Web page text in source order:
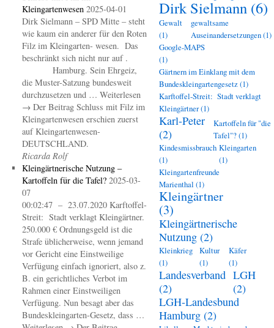
Kleingartenwesen 2025-04-01
Dirk Sielmann – SPD Mitte – steht
wie kaum ein anderer für den Roten
Filz im Kleingarten- wesen. Das
beschränkt sich nicht nur auf .
Hamburg. Sein Ehrgeiz,
die Muster-Satzung bundesweit
durchzusetzen und … Weiterlesen
→ Der Beitrag Schluss mit Filz im
Kleingartenwesen erschien zuerst
auf Kleingartenwesen-
DEUTSCHLAND.
Ricarda Rolf
Kleingärtnerische Nutzung –
Kartoffeln für die Tafel? 2025-03-
07
00:02:47 – 23.07.2020 Karftoffel-
Streit: Stadt verklagt Kleingärtner.
250.000 € Ordnungsgeld ist die
Strafe üblicherweise, wenn jemand
vor Gericht eine Einstweilige
Verfügung einfach ignoriert, also z.
B. ein gerichtliches Verbot im
Rahmen einer Einstweiligen
Verfügung. Nun besagt aber das
Bundeskleingarten-Gesetz, dass …
Dirk Sielmann (6)
Gewalt
(1)
gewaltsame
Auseinandersetzungen(1)
Google-MAPS
(1)
Gärtnern im Einklang mit dem
Bundeskleingartengesetz(1)
Karftoffel-Streit: Stadt verklagt
Kleingärtner(1)
Karl-Peter
(2)
Kartoffeln für "die
Tafel"?(1)
Kindesmissbrauch
(1)
Kleingarten
(1)
Kleingartenfreunde
Marienthal (1)
Kleingärtner
(3)
Kleingärtnerische
Nutzung (2)
Kleinkrieg
(1)
Kultur
(1)
Käfer
(1)
Landesverband
(2)
LGH
(2)
LGH-Landesbund
Hamburg (2)